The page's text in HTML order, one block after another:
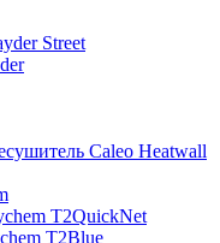
Street
Caleo Heatwall
T2QuickNet
T2Blue